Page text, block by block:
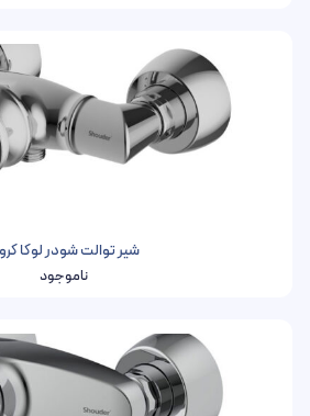
شیر توالت شودر لوکا کروم
ناموجود